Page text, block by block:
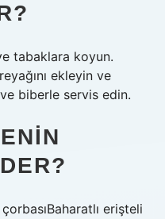
tabaklara koyun.
ekleyin ve
biberle servis edin.
erişteli